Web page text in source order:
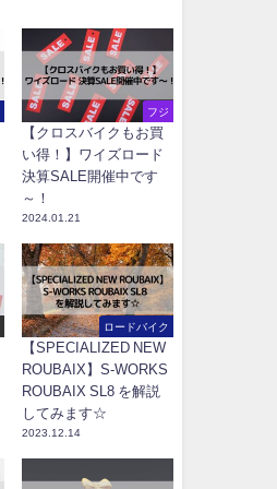
フジ
【クロスバイクもお買
い得！】ワイズロード
決算SALE開催中です
～！
2024.01.21
ロードバイク
【SPECIALIZED NEW
ROUBAIX】S-WORKS
ROUBAIX SL8 を解説
してみます☆
2023.12.14